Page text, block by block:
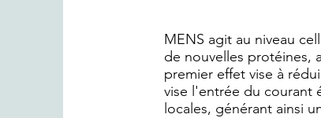
​MENS agit au niveau
de nouvelles protéines,
premier effet vise à
vise l'entrée du courant
locales, générant ainsi